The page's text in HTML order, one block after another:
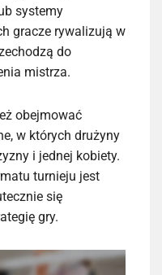
systemy
gracze rywalizują w
do
mistrza.
obejmować
w których drużyny
i jednej kobiety.
turnieju jest
się
gry.